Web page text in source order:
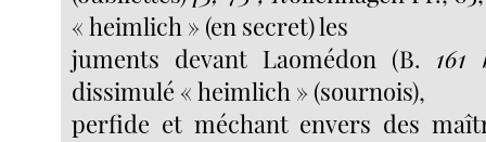
« heimlich » (en secret) les
juments devant Laomédon (B.
dissimulé « heimlich » (sournois),
perfide et méchant envers des